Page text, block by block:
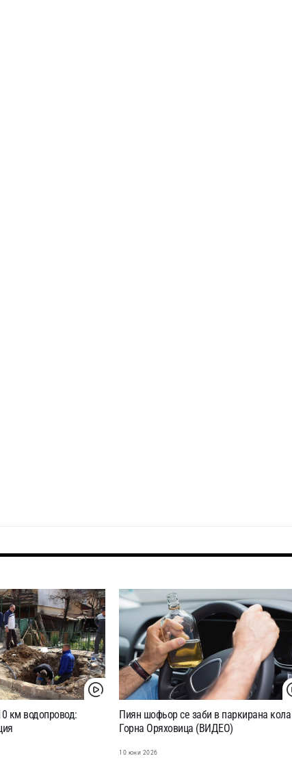
км водопровод:
Пиян шофьор се заби в паркирана
Горна Оряховица (ВИДЕО)
10 юни 2026